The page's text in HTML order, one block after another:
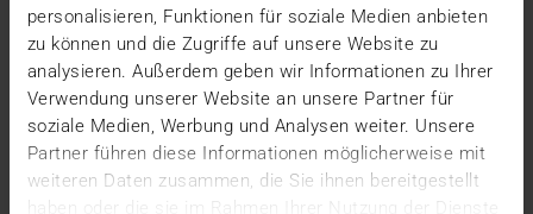
personalisieren, Funktionen für soziale Medien anbieten
zu können und die Zugriffe auf unsere Website zu
analysieren. Außerdem geben wir Informationen zu Ihrer
Verwendung unserer Website an unsere Partner für
soziale Medien, Werbung und Analysen weiter. Unsere
Partner führen diese Informationen möglicherweise mit
weiteren Daten zusammen, die Sie ihnen bereitgestellt
haben oder die sie im Rahmen Ihrer Nutzung der Dienste
Juni (4)
Mai (3)
April (1)
März (1)
Februar (2)
Januar (5)
2025